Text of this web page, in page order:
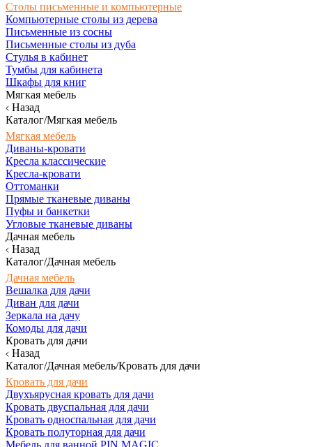
Столы письменные и компьютерные
Компьютерные столы из дерева
Письменные из сосны
Письменные столы из дуба
Стулья в кабинет
Тумбы для кабинета
Шкафы для книг
Мягкая мебель
Назад
Каталог/Мягкая мебель
Мягкая мебель
Диваны-кровати
Кресла классические
Кресла-кровати
Оттоманки
Прямые тканевые диваны
Пуфы и банкетки
Угловые тканевые диваны
Дачная мебель
Назад
Каталог/Дачная мебель
Дачная мебель
Вешалка для дачи
Диван для дачи
Зеркала на дачу
Комоды для дачи
Кровать для дачи
Назад
Каталог/Дачная мебель/Кровать для дачи
Кровать для дачи
Двухъярусная кровать для дачи
Кровать двуспальная для дачи
Кровать односпальная для дачи
Кровать полуторная для дачи
Мебель для ванной PIN MAGIC